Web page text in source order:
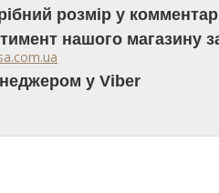
розмір у
нашого магазину
у Viber